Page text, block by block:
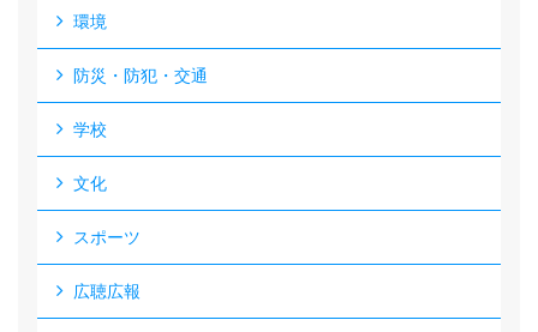
環境
防災・防犯・交通
学校
文化
スポーツ
広聴広報